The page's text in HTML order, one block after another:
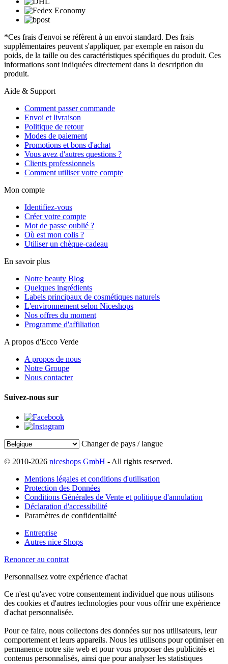
*Ces frais d'envoi se réfèrent à un envoi standard. Des frais
supplémentaires peuvent s'appliquer, par exemple en raison du
poids, de la taille ou des caractéristiques spécifiques du produit. Ces
informations sont indiquées directement dans la description du
produit.
Aide & Support
Comment passer commande
Envoi et livraison
Politique de retour
Modes de paiement
Promotions et bons d'achat
Vous avez d'autres questions ?
Clients professionnels
Comment utiliser votre compte
Mon compte
Identifiez-vous
Créer votre compte
Mot de passe oublié ?
Où est mon colis ?
Utiliser un chèque-cadeau
En savoir plus
Notre beauty Blog
Quelques ingrédients
Labels principaux de cosmétiques naturels
L'environnement selon Niceshops
Nos offres du moment
Programme d'affiliation
A propos d'Ecco Verde
A propos de nous
Notre Groupe
Nous contacter
Suivez-nous sur
Changer de pays / langue
© 2010-2026 niceshops GmbH - All rights reserved.
Mentions légales et conditions d'utilisation
Protection des Données
Conditions Générales de Vente et politique d'annulation
Déclaration d'accessibilité
Paramètres de confidentialité
Entreprise
Autres nice Shops
Renoncer au contrat
Personnalisez votre expérience d'achat
Ce n'est qu'avec votre consentement individuel que nous utilisons
des cookies et d'autres technologies pour vous offrir une expérience
d'achat personnalisée.
Pour ce faire, nous collectons des données sur nos utilisateurs, leur
comportement et leurs appareils. Nous les utilisons pour optimiser en
permanence notre site web et pour vous proposer des publicités et
contenus personnalisés, ainsi que pour analyser les statistiques